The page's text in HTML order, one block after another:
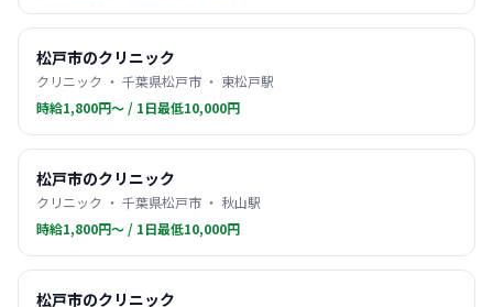
松戸市のクリニック
クリニック ・ 千葉県松戸市 ・ 東松戸駅
時給1,800円〜 / 1日最低10,000円
松戸市のクリニック
クリニック ・ 千葉県松戸市 ・ 秋山駅
時給1,800円〜 / 1日最低10,000円
松戸市のクリニック